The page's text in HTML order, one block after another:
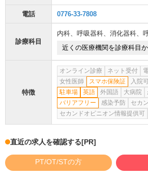
電話 0776-33-7808
診療科目
内科、 呼吸器科、 消化器科、
近くの医療機関を診療科目
特徴
オンライン診療 ネット受付
女性医師
スマホ保険証 入院
駐車場
英語 外国語 大病院
バリアフリー
感染予防
セカ
セカンドオピニオン情報提供可
直近の求人を確認する[PR]
PT/OT/STの方